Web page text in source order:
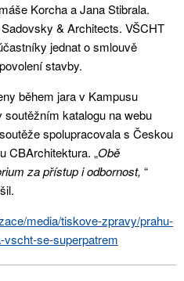
Korcha a Jana Stibrala.
& Architects. VŠCHT
jednat o smlouvě
stavby.
během jara v Kampusu
katalogu na webu
spolupracovala s Českou
CBArchitektura. „Obě
za přístup i odbornost, “
media/tiskove-zpravy/prahu-
vscht-se-superpatrem